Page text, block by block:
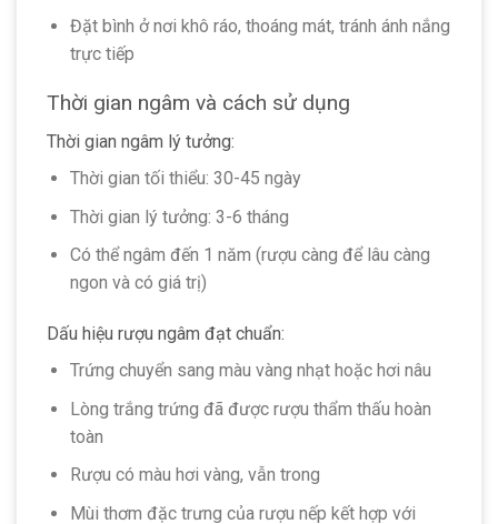
Đặt bình ở nơi khô ráo, thoáng mát, tránh ánh nắng
trực tiếp
Thời gian ngâm và cách sử dụng
Thời gian ngâm lý tưởng:
Thời gian tối thiểu: 30-45 ngày
Thời gian lý tưởng: 3-6 tháng
Có thể ngâm đến 1 năm (rượu càng để lâu càng
ngon và có giá trị)
Dấu hiệu rượu ngâm đạt chuẩn:
Trứng chuyển sang màu vàng nhạt hoặc hơi nâu
Lòng trắng trứng đã được rượu thẩm thấu hoàn
toàn
Rượu có màu hơi vàng, vẫn trong
Mùi thơm đặc trưng của rượu nếp kết hợp với